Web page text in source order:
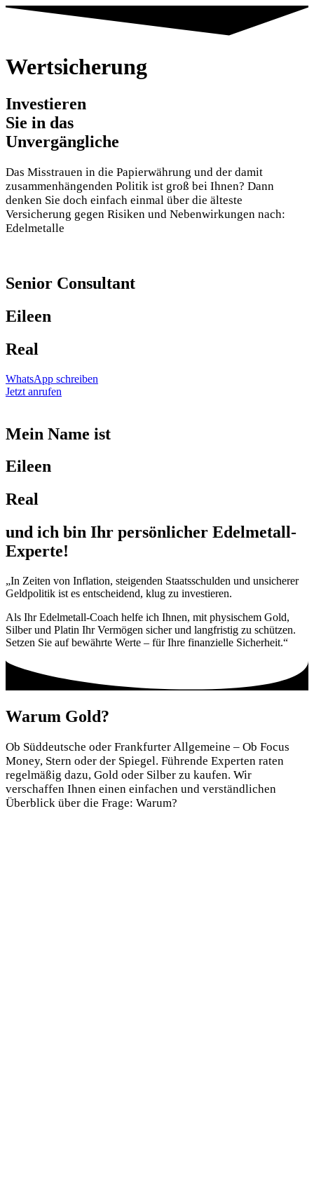
Wertsicherung
Investieren
Sie in das
Unvergängliche
Das Misstrauen in die Papierwährung und der damit
zusammenhängenden Politik ist groß bei Ihnen? Dann
denken Sie doch einfach einmal über die älteste
Versicherung gegen Risiken und Nebenwirkungen nach:
Edelmetalle
Senior Consultant
Eileen
Real
WhatsApp schreiben
Jetzt anrufen
Mein Name ist
Eileen
Real
und ich bin Ihr persönlicher Edelmetall-
Experte!
„In Zeiten von Inflation, steigenden Staatsschulden und unsicherer
Geldpolitik ist es entscheidend, klug zu investieren.
Als Ihr Edelmetall-Coach helfe ich Ihnen, mit physischem Gold,
Silber und Platin Ihr Vermögen sicher und langfristig zu schützen.
Setzen Sie auf bewährte Werte – für Ihre finanzielle Sicherheit.“
Warum Gold?
Ob Süddeutsche oder Frankfurter Allgemeine – Ob Focus
Money, Stern oder der Spiegel. Führende Experten raten
regelmäßig dazu, Gold oder Silber zu kaufen. Wir
verschaffen Ihnen einen einfachen und verständlichen
Überblick über die Frage: Warum?